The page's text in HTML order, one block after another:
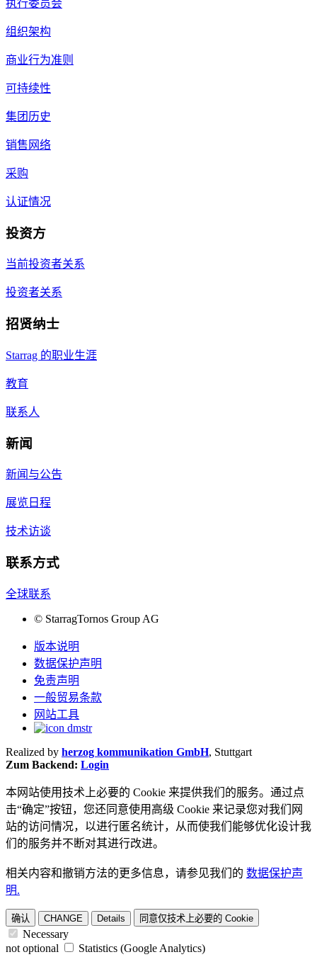
执行委员会
组织架构
商业行为准则
可持续性
集团历史
销售网络
采购
认证情况
投资方
当前投资者关系
投资者关系
招贤纳士
Starrag 的职业生涯
教育
联系人
新闻
新闻与公告
展览日程
技术访谈
联系方式
全球联系
© StarragTornos Group AG
版本说明
数据保护声明
免责声明
一般贸易条款
网站工具
Realized by herzog kommunikation GmbH, Stuttgart
Zum Backend: Login
本网站使用技术上必要的 Cookie 来提供我们的服务。通过点
击“确定”按钮，您还同意使用高级 Cookie 来记录您对我们网
站的访问情况，以进行匿名统计，从而使我们能够优化设计我
们的服务并不断对其进行改进。
相关内容和撤销方法的更多信息，请参见我们的 数据保护声
明.
确认 CHANGE Details 同意仅技术上必要的 Cookie
Necessary
not optional
Statistics (Google Analytics)